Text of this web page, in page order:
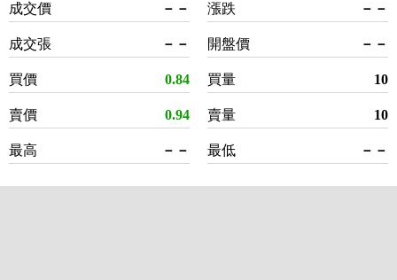
成交價 －－
成交張 －－
買價 0.84
賣價 0.94
最高 －－
漲跌 －－
開盤價 －－
買量 10
賣量 10
最低 －－